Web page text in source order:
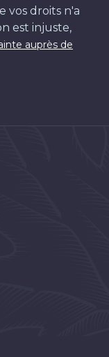
vos droits n'a
est injuste,
auprès de